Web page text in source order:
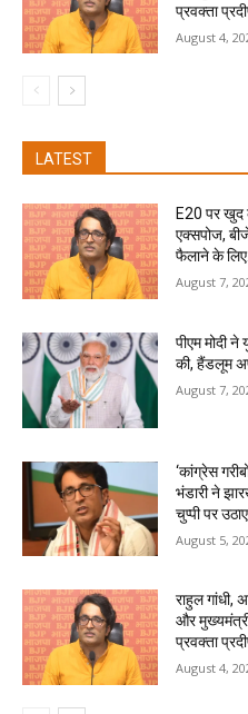
प्रवक्ता
August 4,
LATEST
E20 पर खुद
एक्सपोज,
फैलाने के
August 7,
पीएम मोदी
की, हैंडलूम
August 7,
‘कांग्रेस
भंडारी ने
चुप्पी पर
August 5,
राहुल गांधी,
और मुख्यमंत्री
प्रवक्ता
August 4,